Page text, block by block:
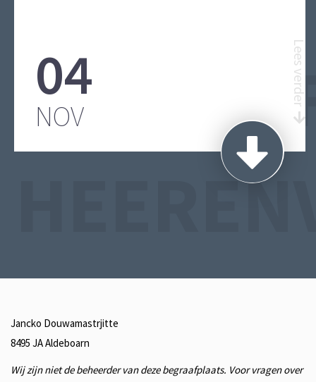
04
NOV
Lees verder
Jancko Douwamastrjitte
8495 JAAldeboarn
Wij zijn niet de beheerder van deze begraafplaats. Voor vragen over